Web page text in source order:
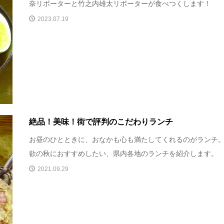
奈リポーターと竹之内雄太リポーターが食べつくします！
2023.07.19
絶品！美味！街で評判のこだわりランチ
お昼のひとときに、おなかも心も満たしてくれるのがランチ
欲の秋におすすめしたい、県内各地のランチを紹介します。
2021.09.29